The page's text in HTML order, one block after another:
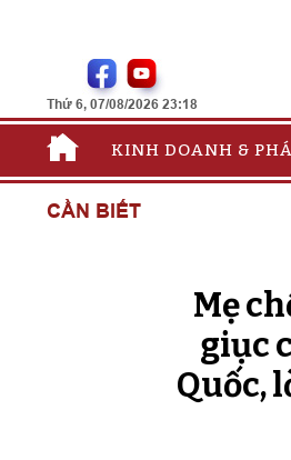
Thứ 6, 07/08/2026 23:18
KINH DOANH &
CẦN BIẾT
Mẹ
giục
Quốc,